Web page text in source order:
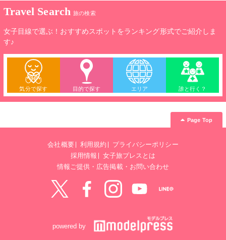
っています。
Travel Search 旅の検索
女子目線で選ぶ！おすすめスポットをランキング形式でご紹介しま
す♪
気分で探す 目的で探す エリア 誰と行く？
Page Top
会社概要 利用規約
プライバシーポリシー
採用情報
女子旅プレスとは
情報ご提供・広告掲載・お問い合わせ
powered by